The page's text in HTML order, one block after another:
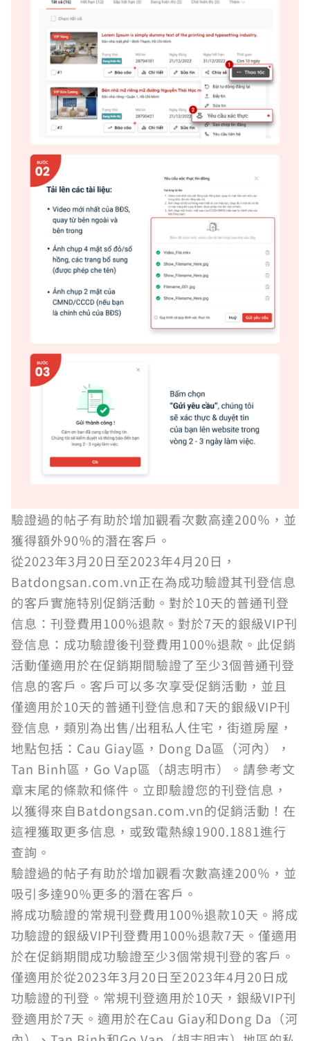
驗證過的帖子有助於增加觀看次數高達200％，並
獲得額外90％的潛在客戶。
從2023年3月20日至2023年4月20日，
Batdongsan.com.vn正在為成功驗證其刊登信息
的客戶實施特別促銷活動。對於10天的普通刊登
信息：刊登費用100%退款。對於7天的銀級VIP刊
登信息：成功驗證後刊登費用100%退款。此促銷
活動僅適用於在促銷期間驗證了至少3個普通刊登
信息的客戶。客戶可以多次享受促銷活動，並且
僅適用於10天的普通刊登信息和7天的銀級VIP刊
登信息，類別為出售/出租私人住宅，街道房屋，
地點包括：Cau Giay區，Dong Da區（河內），
Tan Binh區，Go Vap區（胡志明市）。請參考文
章末尾的條款和條件。立即驗證您的刊登信息，
以獲得來自Batdongsan.com.vn的促銷活動！在
這裡獲取更多信息，或致電熱線1900.1881進行
查詢。
驗證過的帖子有助於增加觀看次數高達200％，並
吸引多達90％更多的潛在客戶。
將成功驗證的常規刊登費用100%退款10天。將成
功驗證的銀級VIP刊登費用100%退款7天。僅適用
於在促銷期間成功驗證至少3個常規刊登的客戶。
僅適用於從2023年3月20日至2023年4月20日成
功驗證的刊登。常規刊登適用於10天，銀級VIP刊
登適用於7天。適用於在Cau Giay和Dong Da（河